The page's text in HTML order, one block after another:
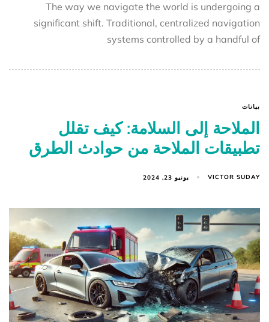
The way we navigate the world is undergoing a
significant shift. Traditional, centralized navigation
systems controlled by a handful of
بيانات
الملاحة إلى السلامة: كيف تقلل
تطبيقات الملاحة من حوادث الطرق
VICTOR SUDAY يونيو 23, 2024